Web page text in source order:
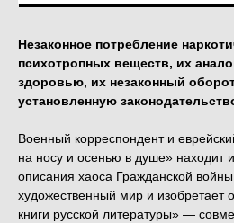
Незаконное потребление
психотропных веществ, их
здоровью, их незаконный
установленную
Военный корреспондент и
на носу и осенью в душе» находит
описания хаоса Гражданской
художественный мир и изобретает
книги русской литературы» —